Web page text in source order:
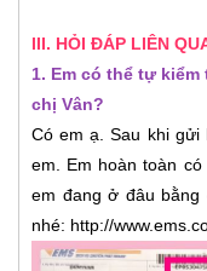
III. HỎI ĐÁP LIÊN
1. Em có thể tự
chị Vân?
Có em ạ. Sau khi gửi
em. Em hoàn toàn
em đang ở đâu
nhé: http://